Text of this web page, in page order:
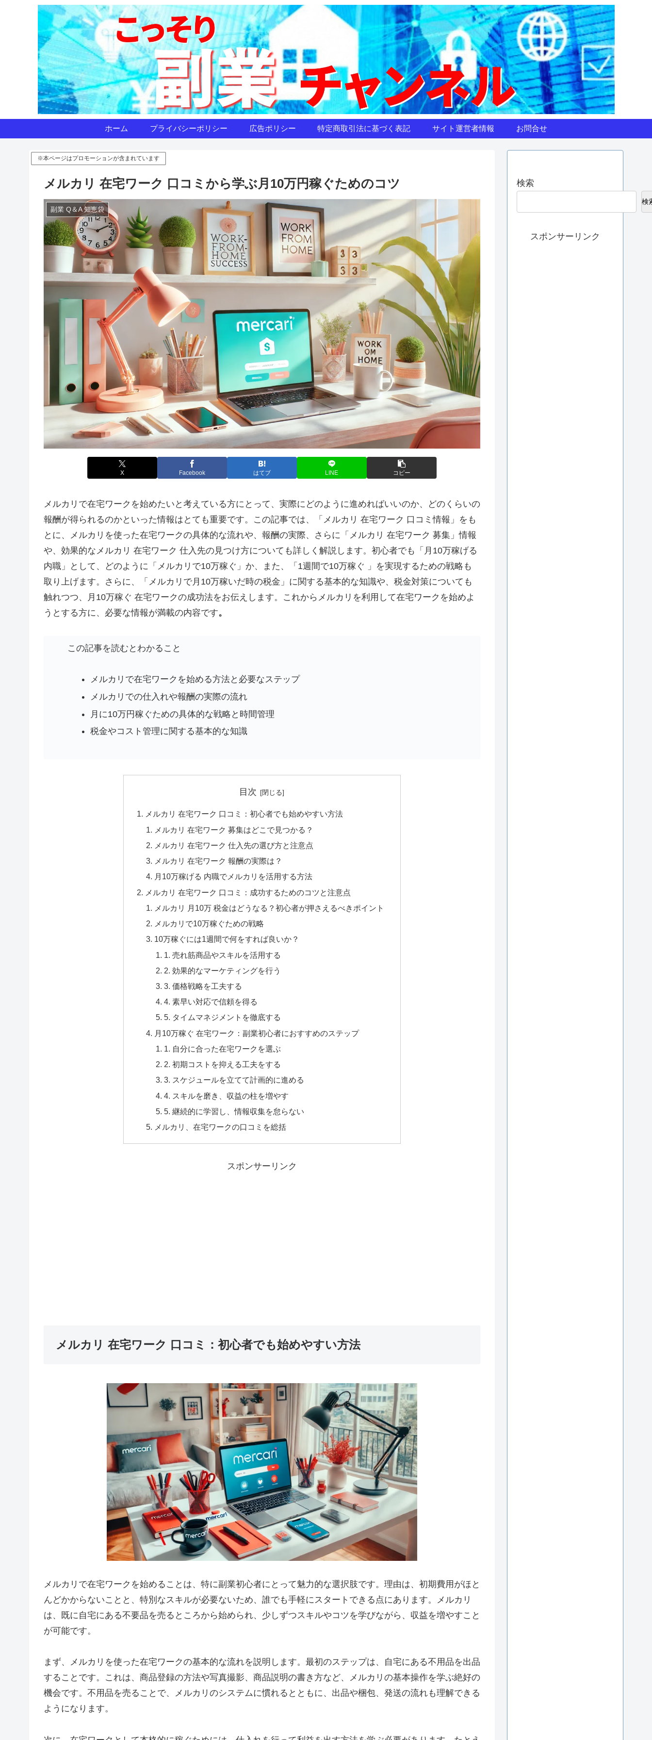
ホーム プライバシーポリシー 広告ポリシー 特定商取引法に基づく表記 サイト運営者情報 お問合せ
※本ページはプロモーションが含まれています
メルカリ 在宅ワーク 口コミから学ぶ月10万円稼ぐためのコツ
副業 Q＆A 知恵袋
X Facebook はてブ LINE コピー
メルカリで在宅ワークを始めたいと考えている方にとって、実際にどのように進めればいいのか、どのくらいの
報酬が得られるのかといった情報はとても重要です。この記事では、「メルカリ 在宅ワーク 口コミ情報」をも
とに、メルカリを使った在宅ワークの具体的な流れや、報酬の実際、さらに「メルカリ 在宅ワーク 募集」情報
や、効果的なメルカリ 在宅ワーク 仕入先の見つけ方についても詳しく解説します。初心者でも「月10万稼げる
内職」として、どのように「メルカリで10万稼ぐ」か、また、「1週間で10万稼ぐ 」を実現するための戦略も
取り上げます。さらに、「メルカリで月10万稼いだ時の税金」に関する基本的な知識や、税金対策についても
触れつつ、月10万稼ぐ 在宅ワークの成功法をお伝えします。これからメルカリを利用して在宅ワークを始めよ
うとする方に、必要な情報が満載の内容です。
この記事を読むとわかること
メルカリで在宅ワークを始める方法と必要なステップ
メルカリでの仕入れや報酬の実際の流れ
月に10万円稼ぐための具体的な戦略と時間管理
税金やコスト管理に関する基本的な知識
目次
メルカリ 在宅ワーク 口コミ：初心者でも始めやすい方法
メルカリ 在宅ワーク 募集はどこで見つかる？
メルカリ 在宅ワーク 仕入先の選び方と注意点
メルカリ 在宅ワーク 報酬の実際は？
月10万稼げる 内職でメルカリを活用する方法
メルカリ 在宅ワーク 口コミ：成功するためのコツと注意点
メルカリ 月10万 税金はどうなる？初心者が押さえるべきポイント
メルカリで10万稼ぐための戦略
10万稼ぐには1週間で何をすれば良いか？
1. 売れ筋商品やスキルを活用する
2. 効果的なマーケティングを行う
3. 価格戦略を工夫する
4. 素早い対応で信頼を得る
5. タイムマネジメントを徹底する
月10万稼ぐ 在宅ワーク：副業初心者におすすめのステップ
1. 自分に合った在宅ワークを選ぶ
2. 初期コストを抑える工夫をする
3. スケジュールを立てて計画的に進める
4. スキルを磨き、収益の柱を増やす
5. 継続的に学習し、情報収集を怠らない
メルカリ、在宅ワークの口コミを総括
スポンサーリンク
メルカリ 在宅ワーク 口コミ：初心者でも始めやすい方法
メルカリで在宅ワークを始めることは、特に副業初心者にとって魅力的な選択肢です。理由は、初期費用がほと
んどかからないことと、特別なスキルが必要ないため、誰でも手軽にスタートできる点にあります。メルカリ
は、既に自宅にある不要品を売るところから始められ、少しずつスキルやコツを学びながら、収益を増やすこと
が可能です。
まず、メルカリを使った在宅ワークの基本的な流れを説明します。最初のステップは、自宅にある不用品を出品
することです。これは、商品登録の方法や写真撮影、商品説明の書き方など、メルカリの基本操作を学ぶ絶好の
機会です。不用品を売ることで、メルカリのシステムに慣れるとともに、出品や梱包、発送の流れも理解できる
ようになります。
検索
検
スポンサーリンク